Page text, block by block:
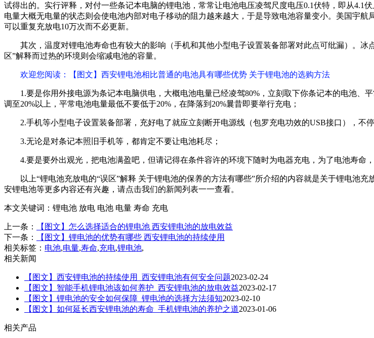
试得出的。实行评释，对付一些条记本电脑的锂电池，常常让电池电压凌驾尺度电压0.1伏特，即从4.1
电量大概无电量的状态则会使电池内部对电子移动的阻力越来越大，于是导致电池容量变小。美国宇
可以重复充放电10万次而不必更新。
其次，温度对锂电池寿命也有较大的影响（手机和其他小型电子设置装备部署对此点可纰漏）。
区”解释而过热的环境则会缩减电池的容量。
欢迎您阅读 ：【图文】西安锂电池相比普通的电池具有哪些优势 关于锂电池的选购方法
1.要是你用外接电源为条记本电脑供电，大概电池电量已经凌驾80%，立刻取下你条记本的电池、
调至20%以上，平常电池电量最低不要低于20%，在降落到20%曩昔即要举行充电；
2.手机等小型电子设置装备部署，充好电了就应立刻断开电源线（包罗充电功效的USB接口），不
3.无论是对条记本照旧手机等，都肯定不要让电池耗尽；
4.要是要外出观光，把电池满盈吧，但请记得在条件容许的环境下随时为电器充电，为了电池寿命
以上“锂电池充放电的“误区”解释 关于锂电池的保养的方法有哪些”所介绍的内容就是关于锂电池
安锂电池等更多内容还有兴趣，请点击我们的新闻列表一一查看。
本文关键词： 锂电池 放电 电池 电量 寿命 充电
上一条：
【图文】怎么选择适合的锂电池 西安锂电池的放电效益
下一条：
【图文】锂电池的优势有哪些 西安锂电池的持续使用
相关标签： 电池,电量,寿命,充电,锂电池,
相关新闻
【图文】西安锂电池的持续使用_西安锂电池有何安全问题2023-02-24
【图文】智能手机锂电池该如何养护_西安锂电池的放电效益2023-02-17
【图文】锂电池的安全如何保障_锂电池的选择方法须知2023-02-10
【图文】如何延长西安锂电池的寿命_手机锂电池的养护之道2023-01-06
相关产品